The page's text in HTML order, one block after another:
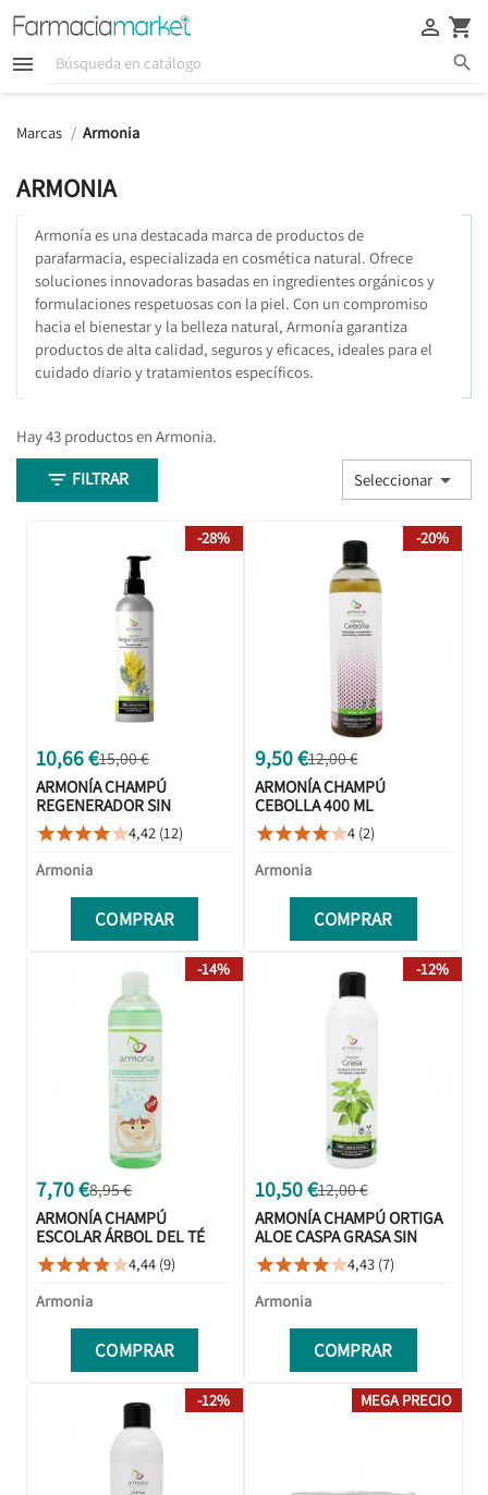
  
 
Marcas Armonia
ARMONIA
Armonía es una destacada marca de productos de
parafarmacia, especializada en cosmética natural. Ofrece
soluciones innovadoras basadas en ingredientes orgánicos y
formulaciones respetuosas con la piel. Con un compromiso
hacia el bienestar y la belleza natural, Armonía garantiza
productos de alta calidad, seguros y eficaces, ideales para el
cuidado diario y tratamientos específicos.
Hay 43 productos en Armonia.
 FILTRAR Seleccionar 
10,66 €15,00 €
ARMONÍA CHAMPÚ
REGENERADOR SIN
SULFATOS 250 ML
4,42 (12)
Armonia
COMPRAR
-28%
9,50 €12,00 €
ARMONÍA CHAMPÚ
CEBOLLA 400 ML
4 (2)
Armonia
COMPRAR
-20%
7,70 €8,95 €
ARMONÍA CHAMPÚ
ESCOLAR ÁRBOL DEL TÉ
250 ML
4,44 (9)
Armonia
COMPRAR
-14%
10,50 €12,00 €
ARMONÍA CHAMPÚ ORTIGA
ALOE CASPA GRASA SIN
SULFATOS 300 ML
4,43 (7)
Armonia
COMPRAR
-12%
-12% MEGA PRECIO